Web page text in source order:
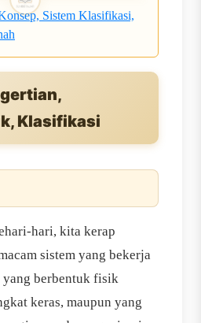
Sistem Klasifikasi,
Klasifikasi
hari, kita kerap
sistem yang bekerja
berbentuk fisik
keras, maupun yang